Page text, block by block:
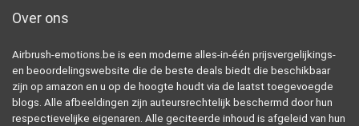
Over ons
Airbrush-emotions.be is een moderne alles-in-één prijsvergelijkings-
en beoordelingswebsite die de beste deals biedt die beschikbaar
zijn op amazon en u op de hoogte houdt via de laatst toegevoegde
blogs. Alle afbeeldingen zijn auteursrechtelijk beschermd door hun
respectievelijke eigenaren. Alle geciteerde inhoud is afgeleid van hun